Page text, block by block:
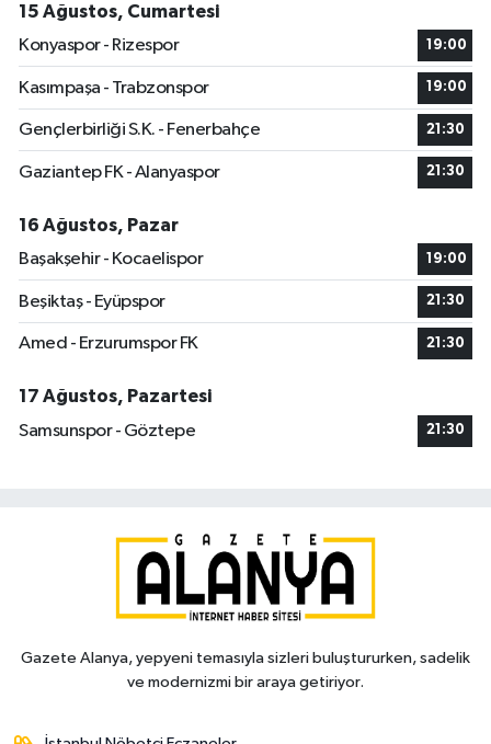
15 Ağustos, Cumartesi
Konyaspor - Rizespor
19:00
Kasımpaşa - Trabzonspor 19:00
Gençlerbirliği S.K. - Fenerbahçe 21:30
Gaziantep FK - Alanyaspor 21:30
16 Ağustos, Pazar
Başakşehir - Kocaelispor
19:00
Beşiktaş - Eyüpspor 21:30
Amed - Erzurumspor FK 21:30
17 Ağustos, Pazartesi
Samsunspor - Göztepe
21:30
Gazete Alanya, yepyeni temasıyla sizleri buluştururken, sadelik
ve modernizmi bir araya getiriyor.